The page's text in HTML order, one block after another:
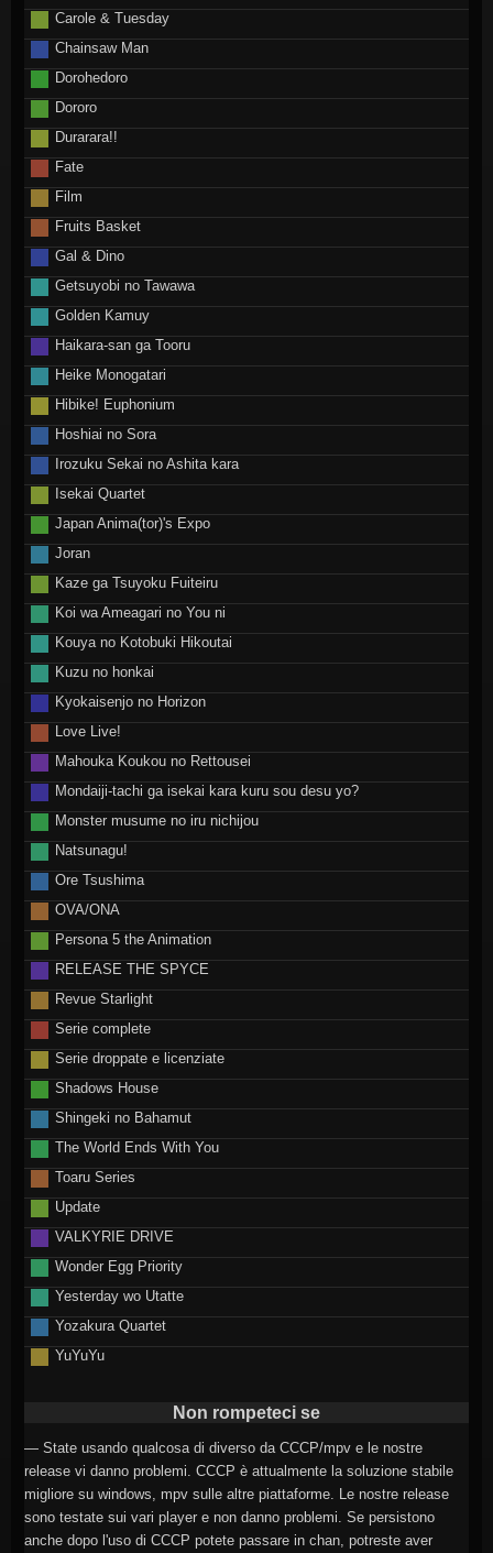
Carole & Tuesday
Chainsaw Man
Dorohedoro
Dororo
Durarara!!
Fate
Film
Fruits Basket
Gal & Dino
Getsuyobi no Tawawa
Golden Kamuy
Haikara-san ga Tooru
Heike Monogatari
Hibike! Euphonium
Hoshiai no Sora
Irozuku Sekai no Ashita kara
Isekai Quartet
Japan Anima(tor)'s Expo
Joran
Kaze ga Tsuyoku Fuiteiru
Koi wa Ameagari no You ni
Kouya no Kotobuki Hikoutai
Kuzu no honkai
Kyokaisenjo no Horizon
Love Live!
Mahouka Koukou no Rettousei
Mondaiji-tachi ga isekai kara kuru sou desu yo?
Monster musume no iru nichijou
Natsunagu!
Ore Tsushima
OVA/ONA
Persona 5 the Animation
RELEASE THE SPYCE
Revue Starlight
Serie complete
Serie droppate e licenziate
Shadows House
Shingeki no Bahamut
The World Ends With You
Toaru Series
Update
VALKYRIE DRIVE
Wonder Egg Priority
Yesterday wo Utatte
Yozakura Quartet
YuYuYu
Non rompeteci se
— State usando qualcosa di diverso da CCCP/mpv e le nostre
release vi danno problemi. CCCP è attualmente la soluzione stabile
migliore su windows, mpv sulle altre piattaforme. Le nostre release
sono testate sui vari player e non danno problemi. Se persistono
anche dopo l'uso di CCCP potete passare in chan, potreste aver